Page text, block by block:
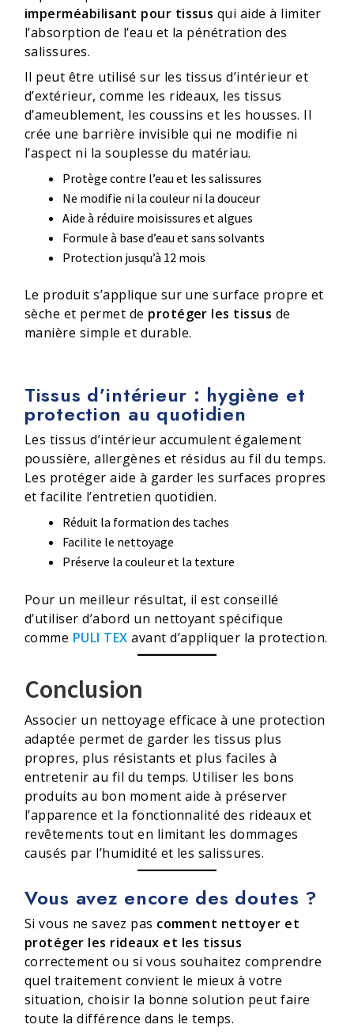
imperméabilisant pour tissus qui aide à limiter
l’absorption de l’eau et la pénétration des
salissures.
Il peut être utilisé sur les tissus d’intérieur et
d’extérieur, comme les rideaux, les tissus
d’ameublement, les coussins et les housses. Il
crée une barrière invisible qui ne modifie ni
l’aspect ni la souplesse du matériau.
Protège contre l’eau et les salissures
Ne modifie ni la couleur ni la douceur
Aide à réduire moisissures et algues
Formule à base d’eau et sans solvants
Protection jusqu’à 12 mois
Le produit s’applique sur une surface propre et
sèche et permet de protéger les tissus de
manière simple et durable.
Tissus d’intérieur : hygiène et
protection au quotidien
Les tissus d’intérieur accumulent également
poussière, allergènes et résidus au fil du temps.
Les protéger aide à garder les surfaces propres
et facilite l’entretien quotidien.
Réduit la formation des taches
Facilite le nettoyage
Préserve la couleur et la texture
Pour un meilleur résultat, il est conseillé
d’utiliser d’abord un nettoyant spécifique
comme PULI TEX avant d’appliquer la protection.
Conclusion
Associer un nettoyage efficace à une protection
adaptée permet de garder les tissus plus
propres, plus résistants et plus faciles à
entretenir au fil du temps. Utiliser les bons
produits au bon moment aide à préserver
l’apparence et la fonctionnalité des rideaux et
revêtements tout en limitant les dommages
causés par l’humidité et les salissures.
Vous avez encore des doutes ?
Si vous ne savez pas comment nettoyer et
protéger les rideaux et les tissus
correctement ou si vous souhaitez comprendre
quel traitement convient le mieux à votre
situation, choisir la bonne solution peut faire
toute la différence dans le temps.